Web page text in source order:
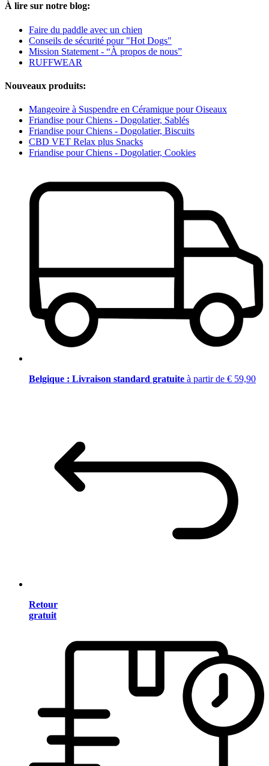
À lire sur notre blog:
Faire du paddle avec un chien
Conseils de sécurité pour "Hot Dogs"
Mission Statement - “À propos de nous”
RUFFWEAR
Nouveaux produits:
Mangeoire à Suspendre en Céramique pour Oiseaux
Friandise pour Chiens - Dogolatier, Sablés
Friandise pour Chiens - Dogolatier, Biscuits
CBD VET Relax plus Snacks
Friandise pour Chiens - Dogolatier, Cookies
Belgique : Livraison standard gratuite à partir de € 59,90
Retour
gratuit